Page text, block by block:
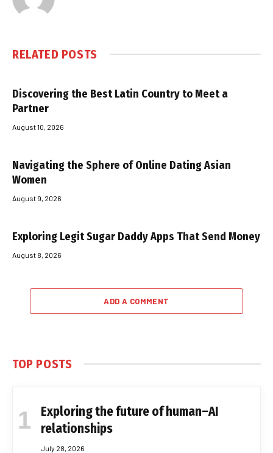
RELATED POSTS
Discovering the Best Latin Country to Meet a
Partner
August 10, 2026
Navigating the Sphere of Online Dating Asian
Women
August 9, 2026
Exploring Legit Sugar Daddy Apps That Send Money
August 8, 2026
ADD A COMMENT
TOP POSTS
Exploring the future of human–AI
relationships
July 28, 2026